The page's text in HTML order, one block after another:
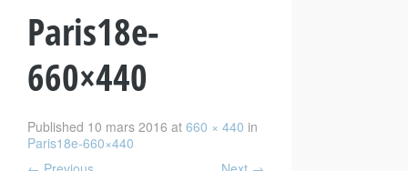
Paris18e-
660×440
Published 10 mars 2016 at 660 × 440 in
Paris18e-660×440